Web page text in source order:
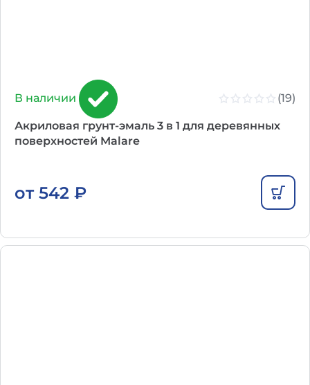
В наличии (19)
Акриловая грунт-эмаль 3 в 1 для деревянных
поверхностей Malare
от 542 ₽